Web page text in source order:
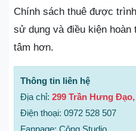
Chính sách thuê được
sử dụng và điều kiện hoàn
tâm hơn.
Thông tin liên hệ
Địa chỉ: 299 Trần Hưng
Điện thoại: 0972 528 507
Fanpage: Công Studio